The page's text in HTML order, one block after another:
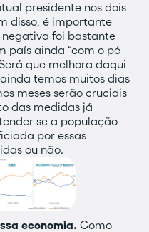
presidente nos dois
disso, é importante
foi bastante
país ainda “com o pé
que melhora daqui
temos muitos dias
meses serão cruciais
das medidas já
se a população
por essas
ou não.
economia. Como